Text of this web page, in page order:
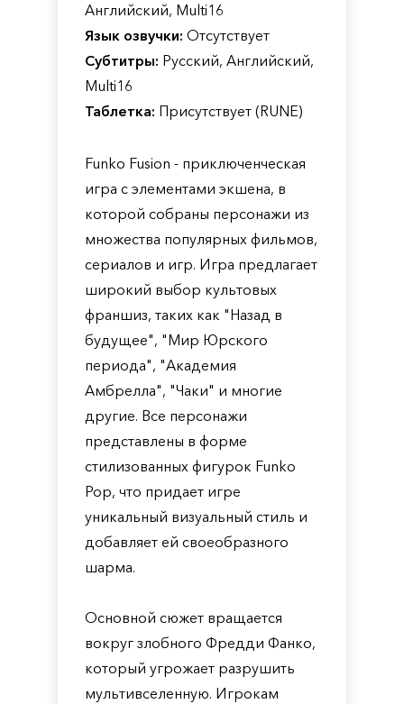
Английский, Multi16
Язык озвучки: Отсутствует
Субтитры: Русский, Английский,
Multi16
Таблетка: Присутствует (RUNE)
Funko Fusion - приключенческая
игра с элементами экшена, в
которой собраны персонажи из
множества популярных фильмов,
сериалов и игр. Игра предлагает
широкий выбор культовых
франшиз, таких как "Назад в
будущее", "Мир Юрского
периода", "Академия
Амбрелла", "Чаки" и многие
другие. Все персонажи
представлены в форме
стилизованных фигурок Funko
Pop, что придает игре
уникальный визуальный стиль и
добавляет ей своеобразного
шарма.
Основной сюжет вращается
вокруг злобного Фредди Фанко,
который угрожает разрушить
мультивселенную. Игрокам